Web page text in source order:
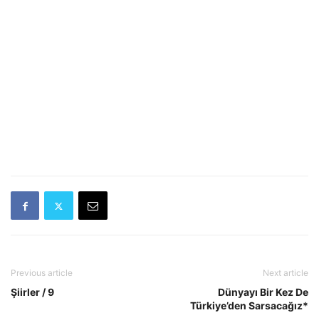
Previous article
Şiirler / 9
Next article
Dünyayı Bir Kez De
Türkiye’den Sarsacağız*